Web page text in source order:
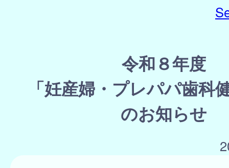
令和８年度
「妊産婦・プレパパ歯科
のお知らせ